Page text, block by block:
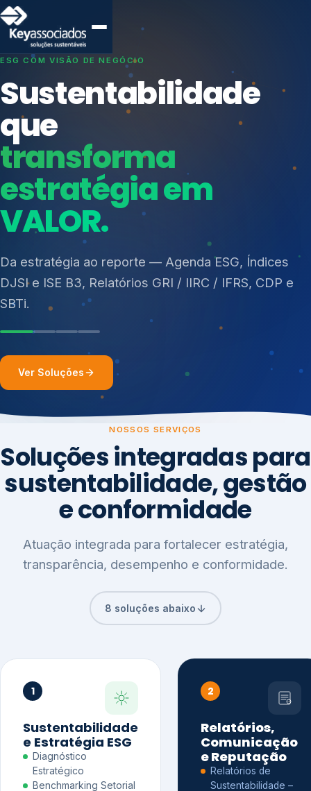
SISTEMAS DE GESTÃO OTIMIZADOS E INTEGRADOS
Conformidade que
protege seu
negócio.
Consultoria, auditoria e treinamentos em ISO 27001,
ISO 27701, ISO 42001, ISO 37001, ISO 9001, ISO
14001, ISO 45001, ONA e PNQ — Gestão de
resíduos sólidos (PGRS/PMGRS).
Índices de Mercado
Mudanças Climáticas
Reputação e Cadeia
Reporte Regulatório
Ver Soluções
NOSSOS SERVIÇOS
Soluções integradas para
sustentabilidade, gestão
e conformidade
Atuação integrada para fortalecer estratégia,
transparência, desempenho e conformidade.
8 soluções abaixo
1
Sustentabilidade
e Estratégia ESG
Diagnóstico
Estratégico
Benchmarking Setorial
2
Relatórios,
Comunicação
e Reputação
Relatórios de
Sustentabilidade –